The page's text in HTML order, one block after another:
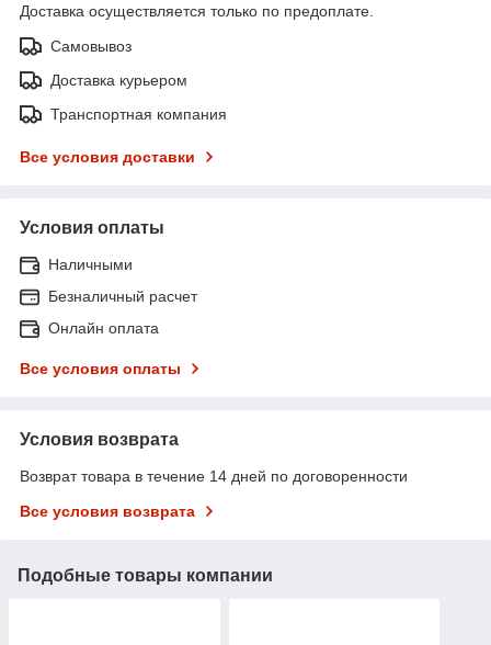
Доставка осуществляется только по предоплате.
Самовывоз
Доставка курьером
Транспортная компания
Все условия доставки
Условия оплаты
Наличными
Безналичный расчет
Онлайн оплата
Все условия оплаты
Условия возврата
Возврат товара в течение 14 дней по договоренности
Все условия возврата
Подобные товары компании